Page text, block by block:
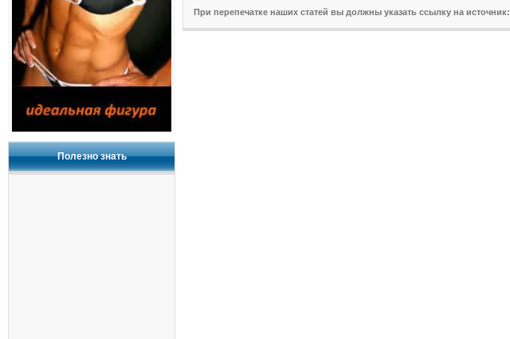
Полезно знать
При перепечатке наших статей вы должны указать ссылку на источник: